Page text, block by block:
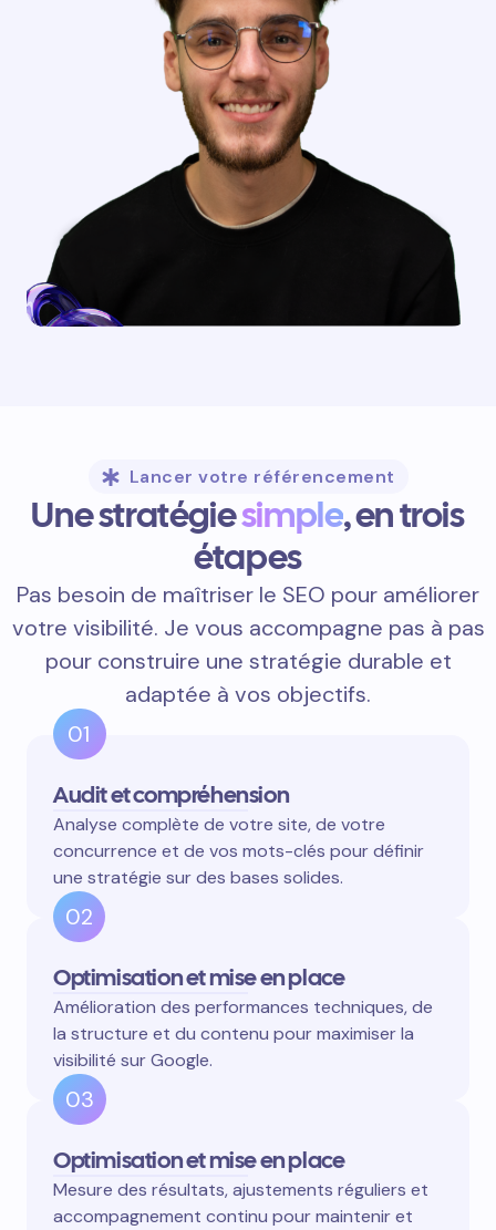
Lancer votre référencement
Une stratégiesimple, en trois
étapes
Pas besoin de maîtriser le SEO pour améliorer
votre visibilité. Je vous accompagne pas à pas
pour construire une stratégie durable et
adaptée à vos objectifs.
01
Audit et compréhension
Analyse complète de votre site, de votre
concurrence et de vos mots-clés pour définir
une stratégie sur des bases solides.
02
Optimisation et mise en place
Amélioration des performances techniques, de
la structure et du contenu pour maximiser la
visibilité sur Google.
03
Optimisation et mise en place
Mesure des résultats, ajustements réguliers et
accompagnement continu pour maintenir et